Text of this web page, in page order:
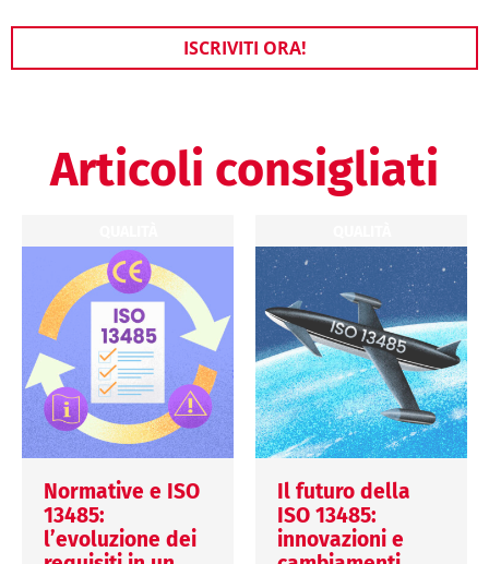
ISCRIVITI ORA!
Articoli consigliati
Normative e ISO
13485:
l’evoluzione dei
Il futuro della
ISO 13485:
innovazioni e